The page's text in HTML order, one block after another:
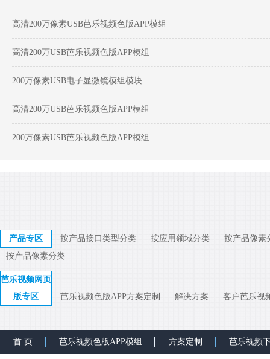
高清200万像素USB芭乐视频色版APP模组
高清200万USB芭乐视频色版APP模组
200万像素USB电子显微镜模组模块
高清200万USB芭乐视频色版APP模组
200万像素USB芭乐视频色版APP模组
产品专区 按产品接口类型分类 按应用领域分类
按产品像素
按产品像素分类
芭乐视频网页
版专区
芭乐视频色版APP方案定制 解决方案 客户芭乐视
首 页 芭乐视频色版APP模组 方案定制 芭乐视频